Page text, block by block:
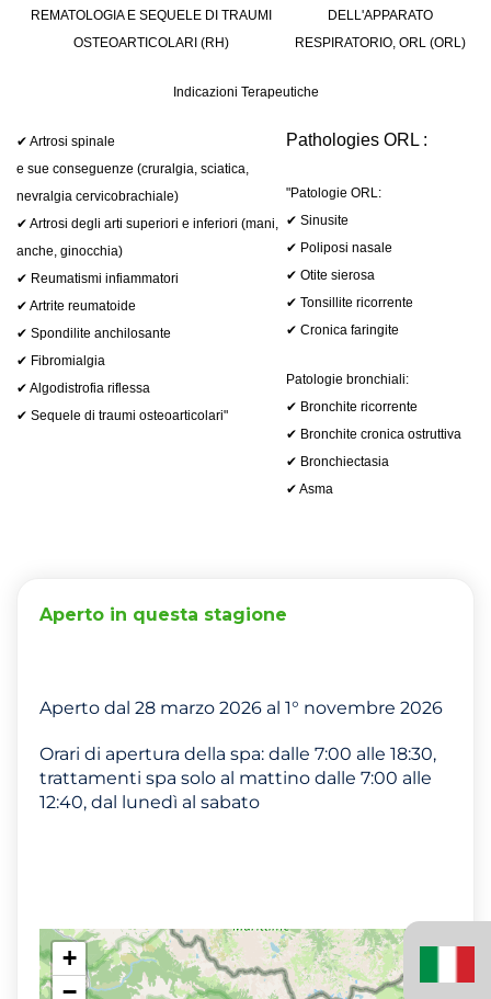
REMATOLOGIA E SEQUELE DI TRAUMI
OSTEOARTICOLARI (RH)
DELL'APPARATO
RESPIRATORIO, ORL (ORL)
Indicazioni Terapeutiche
✔ Artrosi spinale
e sue conseguenze (cruralgia, sciatica,
nevralgia cervicobrachiale)
✔ Artrosi degli arti superiori e inferiori (mani,
anche, ginocchia)
✔ Reumatismi infiammatori
✔ Artrite reumatoide
✔ Spondilite anchilosante
✔ Fibromialgia
✔ Algodistrofia riflessa
✔ Sequele di traumi osteoarticolari"
Pathologies ORL :
"Patologie ORL:
✔ Sinusite
✔ Poliposi nasale
✔ Otite sierosa
✔ Tonsillite ricorrente
✔ Cronica faringite
Patologie bronchiali:
✔ Bronchite ricorrente
✔ Bronchite cronica ostruttiva
✔ Bronchiectasia
✔ Asma
Aperto in questa stagione
Aperto dal 28 marzo 2026 al 1° novembre 2026
Orari di apertura della spa: dalle 7:00 alle 18:30,
trattamenti spa solo al mattino dalle 7:00 alle
12:40, dal lunedì al sabato
+
−